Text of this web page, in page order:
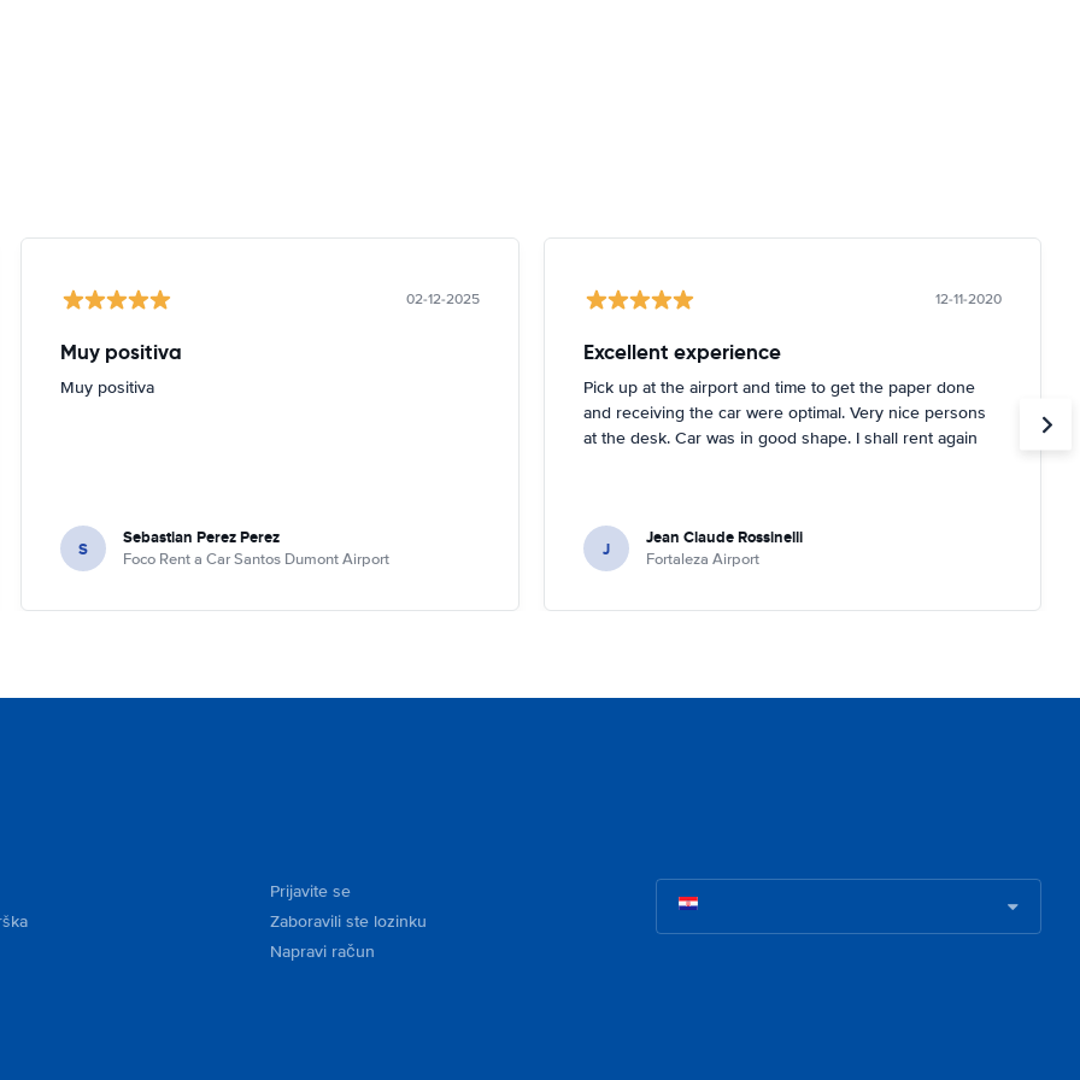
02-12-2025
Muy positiva
Muy positiva
S Sebastian Perez Perez
Foco Rent a Car Santos Dumont Airport
12-11-2020
Excellent experience
Pick up at the airport and time to get the paper done
and receiving the car were optimal. Very nice persons
at the desk. Car was in good shape. I shall rent again
J Jean Claude Rossinelli
Fortaleza Airport
Prijavite se
Zaboravili ste lozinku
Napravi račun